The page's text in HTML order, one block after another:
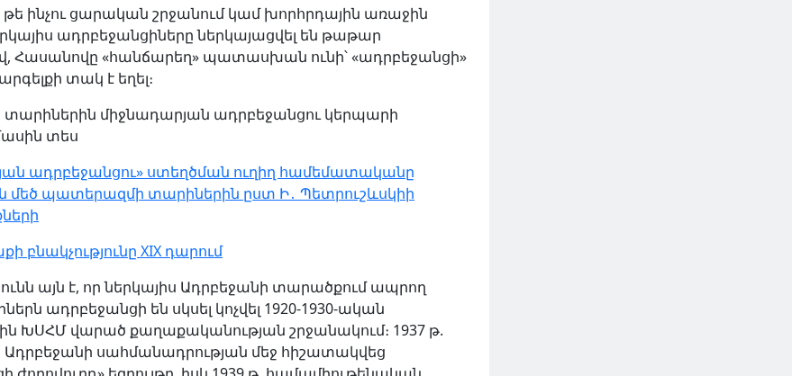
թե ինչու ցարական շրջանում կամ խորհրդային առաջին
ադրբեջանցիները ներկայացվել են թաթար
Հասանովը «հանճարեղ» պատասխան ունի՝ «ադրբեջանցի»
տակ է եղել։
տարիներին միջնադարյան ադրբեջանցու կերպարի
տես
ադրբեջանցու» ստեղծման ուղիղ համեմատականը
մեծ պատերազմի տարիներին ըստ Ի․ Պետրուշևսկիի
բնակչությունը XIX դարում
այն է, որ ներկայիս Ադրբեջանի տարածքում ապրող
ադրբեջանցի են սկսել կոչվել 1920-1930-ական
ԽՍՀՄ վարած քաղաքականության շրջանակում։ 1937 թ.
Ադրբեջանի սահմանադրության մեջ հիշատակվեց